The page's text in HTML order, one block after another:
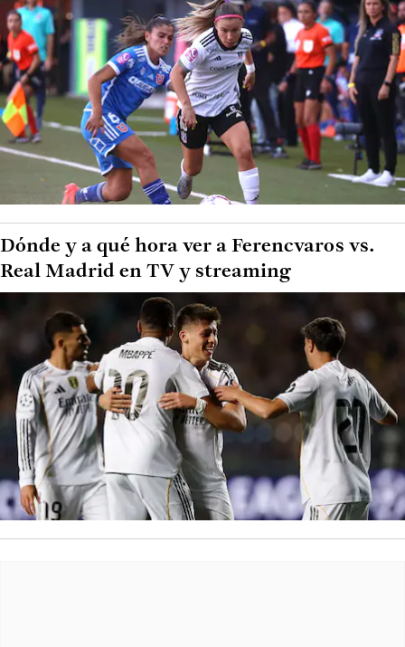
Dónde y a qué hora ver a Ferencvaros vs.
Real Madrid en TV y streaming